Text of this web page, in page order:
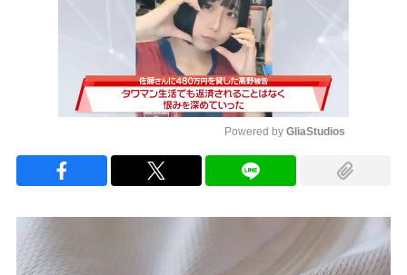
Powered by GliaStudios